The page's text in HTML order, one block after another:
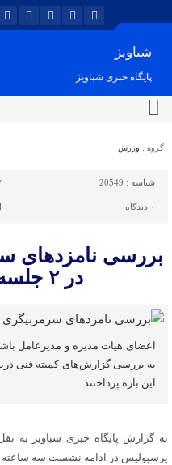
شباویز
پایگاه خبری شباویز
گروه : ورزش
شناسه : 20549
۰ دیدگاه
بررسی نامزدهای
در ۲ جلسه هیات‌مدیره
به بررسی گزارش‌های کمیته فنی
این باره پرداختند.
به گزارش پایگاه خبری شباویز به
پرسپولیس در ادامه نشست سه ساعته